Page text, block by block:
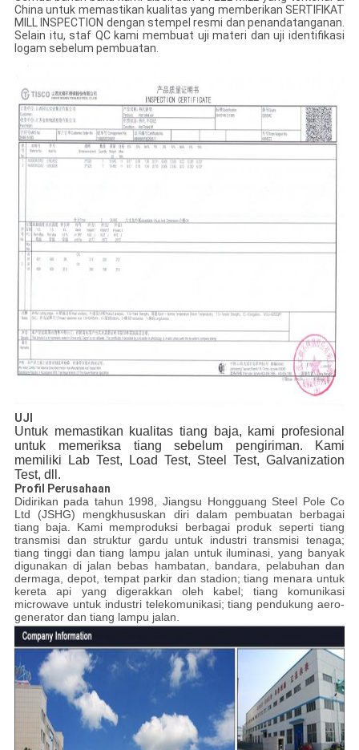
China untuk memastikan kualitas yang memberikan SERTIFIKAT
MILL INSPECTION dengan stempel resmi dan penandatanganan.
Selain itu, staf QC kami membuat uji materi dan uji identifikasi
logam sebelum pembuatan.
UJI
Untuk memastikan kualitas tiang baja, kami profesional
untuk memeriksa tiang sebelum pengiriman.
Kami
memiliki Lab Test, Load Test, Steel Test, Galvanization
Test, dll.
Profil Perusahaan
Didirikan pada tahun 1998, Jiangsu Hongguang Steel Pole Co
Ltd (JSHG) mengkhususkan diri dalam pembuatan berbagai
tiang baja.
Kami memproduksi berbagai produk seperti tiang
transmisi dan struktur gardu untuk industri transmisi tenaga;
tiang tinggi dan tiang lampu jalan untuk iluminasi, yang banyak
digunakan di jalan bebas hambatan, bandara, pelabuhan dan
dermaga, depot, tempat parkir dan stadion; tiang menara untuk
kereta api yang digerakkan oleh kabel;
tiang komunikasi
microwave untuk industri telekomunikasi; tiang pendukung aero-
generator dan tiang lampu jalan.